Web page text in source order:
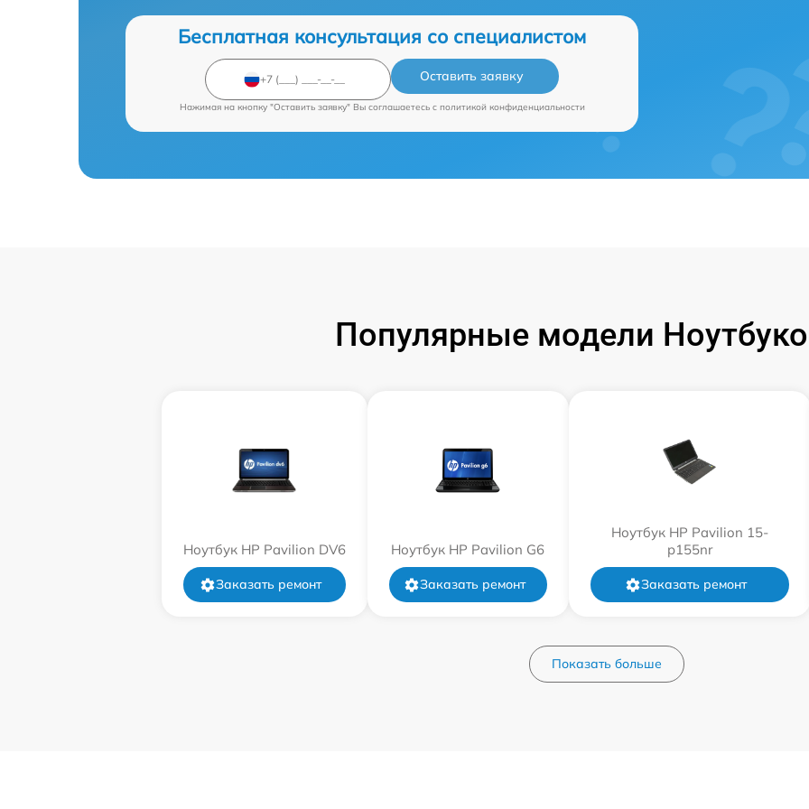
Бесплатная консультация со специалистом
Оставить заявку
Нажимая на кнопку "Оставить заявку" Вы соглашаетесь c политикой конфиденциальности
Популярные модели
Ноутбук HP Pavilion DV6
Заказать ремонт
Ноутбук HP Pavilion G6
Заказать ремонт
Ноутбук HP Pavilion 15-
p155nr
Заказать ремонт
Показать больше